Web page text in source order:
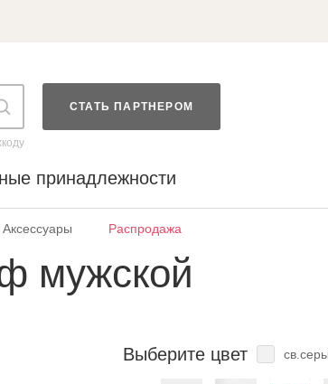
СТАТЬ ПАРТНЕРОМ
принадлежности
Аксессуары Распродажа
мужской
Выберите цвет